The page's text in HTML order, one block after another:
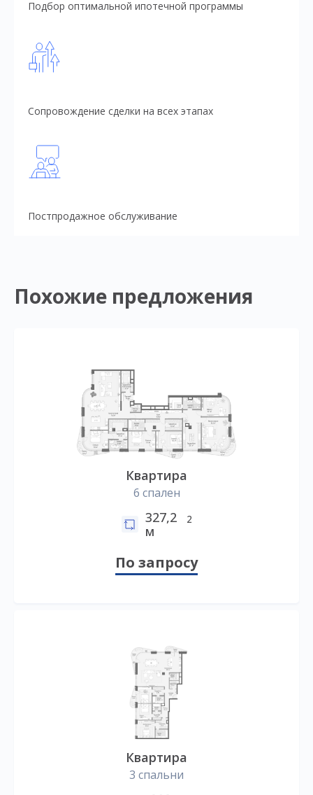
Подбор оптимальной ипотечной программы
Сопровождение сделки на всех этапах
Постпродажное обслуживание
Похожие предложения
Квартира
6 спален
327,2
м
2
По запросу
Квартира
3 спальни